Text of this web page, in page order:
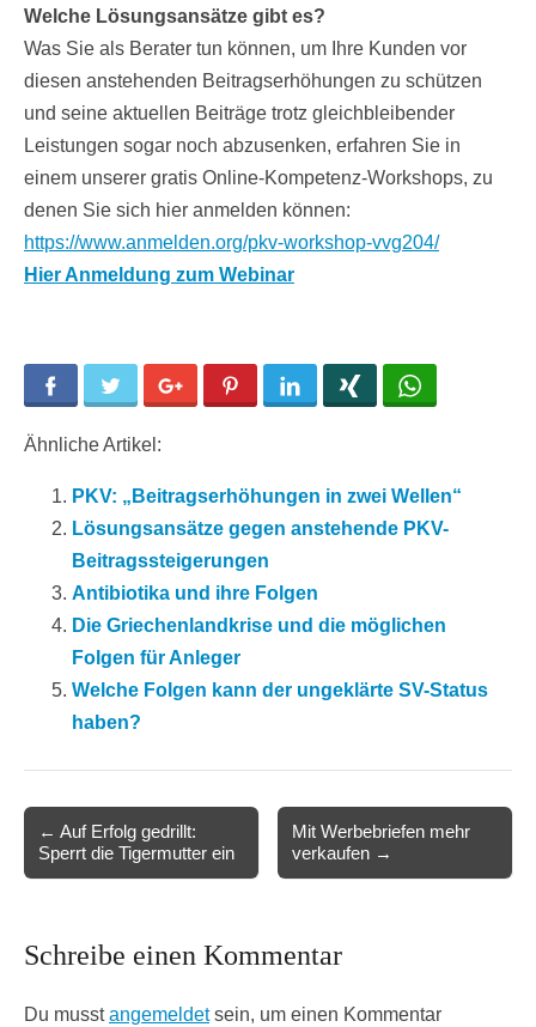
Welche Lösungsansätze gibt es?
Was Sie als Berater tun können, um Ihre Kunden vor
diesen anstehenden Beitragserhöhungen zu schützen
und seine aktuellen Beiträge trotz gleichbleibender
Leistungen sogar noch abzusenken, erfahren Sie in
einem unserer gratis Online-Kompetenz-Workshops, zu
denen Sie sich hier anmelden können:
https://www.anmelden.org/pkv-workshop-vvg204/
Hier Anmeldung zum Webinar
Facebook Twitter Google+ Pinterest LinkedIn
Ähnliche Artikel:
PKV: „Beitragserhöhungen in zwei Wellen“
Lösungsansätze gegen anstehende PKV-
Beitragssteigerungen
Antibiotika und ihre Folgen
Die Griechenlandkrise und die möglichen
Folgen für Anleger
Welche Folgen kann der ungeklärte SV-Status
haben?
navigation
← Auf Erfolg gedrillt:
Sperrt die Tigermutter ein
Mit Werbebriefen mehr
verkaufen →
Schreibe einen Kommentar
Du musstangemeldetsein, um einen Kommentar